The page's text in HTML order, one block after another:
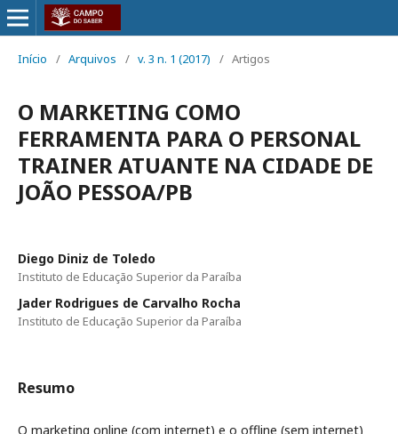
Início / Arquivos / v. 3 n. 1 (2017) / Artigos
O MARKETING COMO
FERRAMENTA PARA O PERSONAL
TRAINER ATUANTE NA CIDADE DE
JOÃO PESSOA/PB
Diego Diniz de Toledo
Instituto de Educação Superior da Paraíba
Jader Rodrigues de Carvalho Rocha
Instituto de Educação Superior da Paraíba
Resumo
O marketing online (com internet) e o offline (sem internet)